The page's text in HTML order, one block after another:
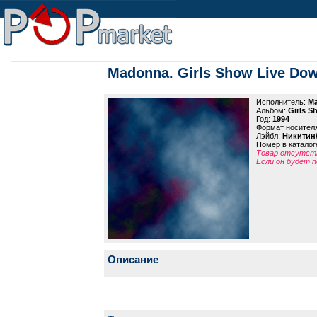
Madonna. Girls Show Live
Исполнитель:
Альбом: Girls
Год: 1994
Формат
Лэйбл:
Номер в
Товар
Если он будет
Описание